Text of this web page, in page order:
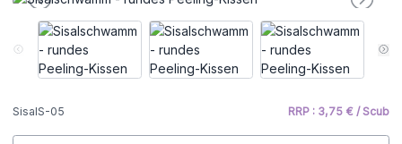
SisalS-05 RRP : 3,75 € / Scub